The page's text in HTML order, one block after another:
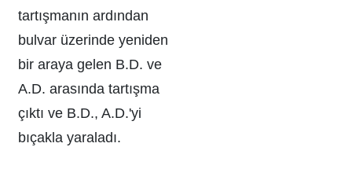
tartışmanın ardından
bulvar üzerinde yeniden
bir araya gelen B.D. ve
A.D. arasında tartışma
çıktı ve B.D., A.D.'yi
bıçakla yaraladı.